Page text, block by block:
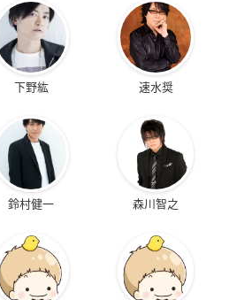
下野紘 速水奨
鈴村健一 森川智之